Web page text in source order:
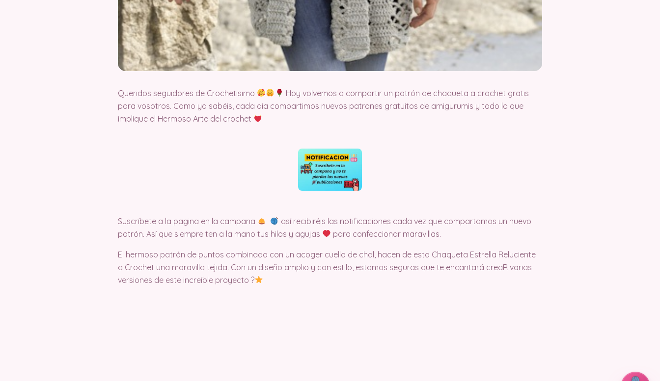
Queridos seguidores de Crochetisimo
Hoy volvemos a compartir un patrón de chaqueta a crochet gratis
para vosotros. Como ya sabéis, cada día compartimos nuevos patrones gratuitos de amigurumis y todo lo que
implique el Hermoso Arte del crochet
Suscríbete a la pagina en la campana
así recibiréis las notificaciones cada vez que compartamos un nuevo
patrón. Así que siempre ten a la mano tus hilos y agujas
para confeccionar maravillas.
El hermoso patrón de puntos combinado con un acoger cuello de chal, hacen de esta Chaqueta Estrella Reluciente
a Crochet una maravilla tejida. Con un diseño amplio y con estilo, estamos seguras que te encantará creaR varias
versiones de este increíble proyecto ?